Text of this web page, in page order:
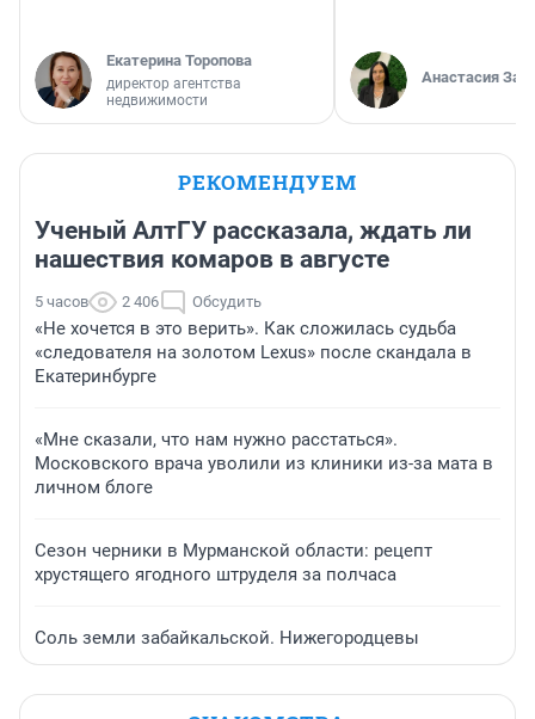
Екатерина Торопова
директор агентства
недвижимости
Анастасия
РЕКОМЕНДУЕМ
Ученый АлтГУ рассказала, ждать ли
нашествия комаров в августе
5 часов 2 406 Обсудить
«Не хочется в это верить». Как сложилась судьба
«следователя на золотом Lexus» после скандала в
Екатеринбурге
«Мне сказали, что нам нужно расстаться».
Московского врача уволили из клиники из-за мата в
личном блоге
Сезон черники в Мурманской области: рецепт
хрустящего ягодного штруделя за полчаса
Соль земли забайкальской. Нижегородцевы